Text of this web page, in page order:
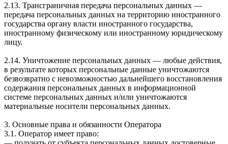
2.13. Трансграничная передача персональных данных —
передача персональных данных на территорию иностранного
государства органу власти иностранного государства,
иностранному физическому или иностранному юридическому
лицу.
2.14. Уничтожение персональных данных — любые действия,
в результате которых персональные данные уничтожаются
безвозвратно с невозможностью дальнейшего восстановления
содержания персональных данных в информационной
системе персональных данных и/или уничтожаются
материальные носители персональных данных.
3. Основные права и обязанности Оператора
3.1. Оператор имеет право: